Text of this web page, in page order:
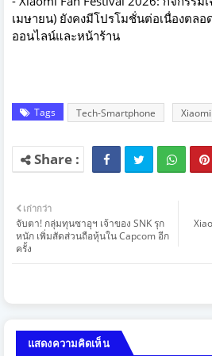
เมษายน) ยังคงมีโปรโมชั่นต่อเนื่องตลอ
ออนไลน์และหน้าร้าน
Tags Tech-Smartphone Xiaomi
เก่ากว่า
จับตา! กลุ่มทุนซาอุฯ เจ้าของ SNK รุก
หนัก เพิ่มสัดส่วนถือหุ้นใน Capcom อีก
ครั้ง
แสดงความคิดเห็น